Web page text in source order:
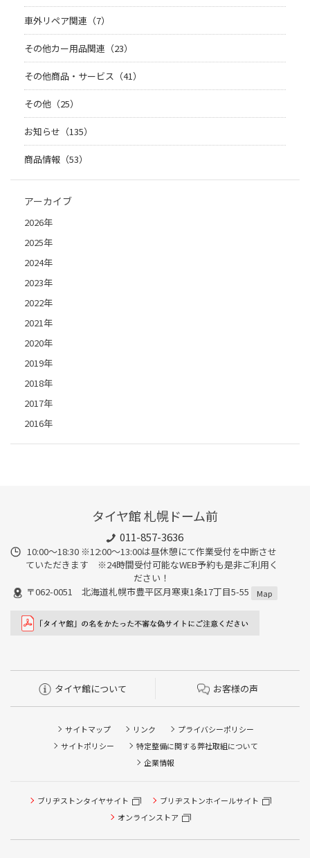
車外リペア関連（7）
その他カー用品関連（23）
その他商品・サービス（41）
その他（25）
お知らせ（135）
商品情報（53）
アーカイブ
2026年
2025年
2024年
2023年
2022年
2021年
2020年
2019年
2018年
2017年
2016年
タイヤ館 札幌ドーム前
011-857-3636
10:00～18:30 ※12:00～13:00は昼休憩にて作業受付を中断させ
ていただきます ※24時間受付可能なWEB予約も是非ご利用く
ださい！
〒062-0051 北海道札幌市豊平区月寒東1条17丁目5-55
Map
タイヤ館について お客様の声
サイトマップ リンク
プライバシーポリシー
サイトポリシー
特定整備に関する弊社取組について
企業情報
ブリヂストンタイヤサイト
ブリヂストンホイールサイト
オンラインストア
タイヤ点検・安全点検/タイヤ履き替え/オイル交換/その他
ピット作業の予約